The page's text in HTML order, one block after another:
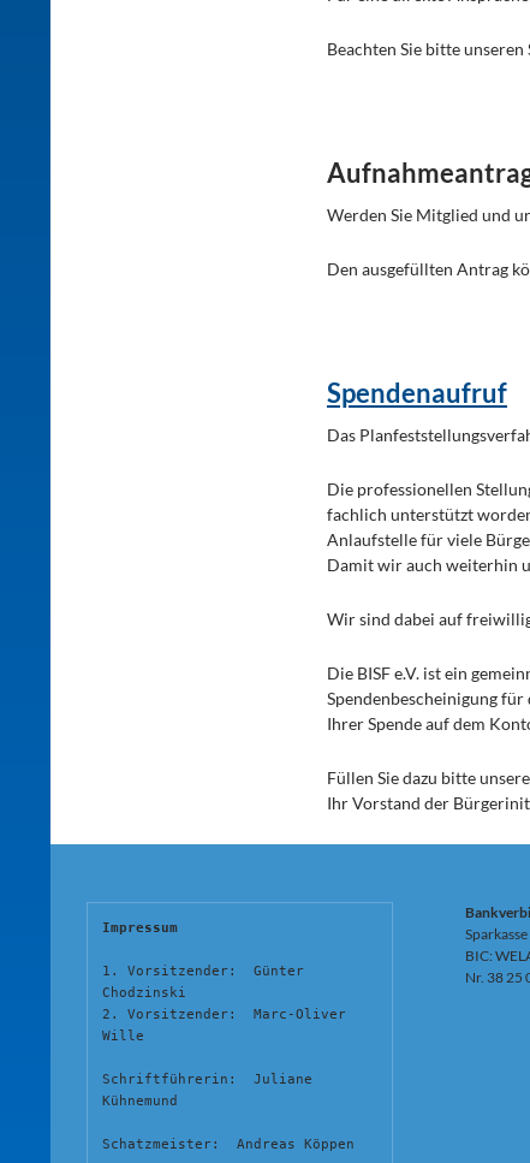
Beachten Sie bitte
Werden Sie Mitglied und
Den ausgefüllten Antrag
Spendenaufruf
Das
Die professionellen
fachlich unterstützt
Anlaufstelle für viele
Damit wir auch weiterhin
Wir sind dabei auf
Die BISF e.V. ist ein
Spendenbescheinigung für
Ihrer Spende auf dem
Füllen Sie dazu bitte
Ihr Vorstand der
Impressum
1. Vorsitzender:  Günter
Chodzinski
2. Vorsitzender:  Marc-Oliver
Wille
Schriftführerin:  Juliane
Kühnemund
Schatzmeister:  Andreas Köppen
BIC:
Nr. 38 25